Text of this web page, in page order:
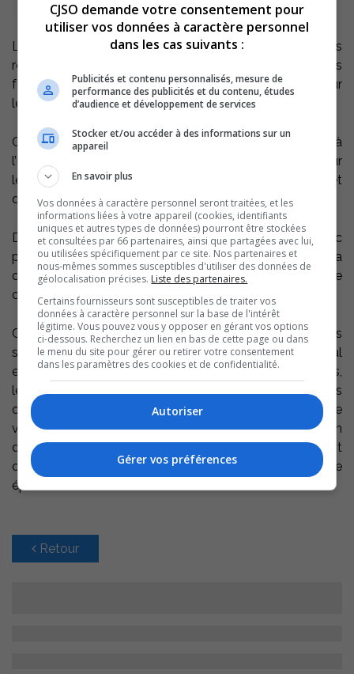
Les pompiers de Sorel-Tracy effectueront des barrages
routier le samedi 9 octobre prochain afin d’amasser des
fonds pour la Fondation des pompiers du Québec pour
les grands brûlés.
Ces barrages auront lieux de 10 h 00 à 16 h 00 à
l’intersection de la rue Victoria et du boulevard Fiset pour
le secteur Sorel et à l’intersection de la rue Decelles et
de la route Marie-Victorin, pour le secteur Tracy.
Depuis 25 ans, la Fondation des pompiers du Québec
pour les grands brûlés sensibilise la population à la
cause des grands brûlés grâce à une importante
campagne annuelle de souscription.
Chaque année, plus de 300 grands brûlés de tous âges
sont soignés dans les centres de traitement de Montréal
et de Québec. Les flammes, l’électricité, les explosions,
les produits chimiques, les engelures ou les abrasions
constituent autant d’éléments qui font encore trop de
victimes au Québec. Toutes ces personnes ont besoin
de soins très spécialisés que seuls ces centres peuvent
offrir pour les aider à surmonter cette douloureuse
épreuve.
Retour
CJSO demande votre consentement pour
utiliser vos données à caractère personnel
dans les cas suivants :
Publicités et contenu personnalisés, mesure de
performance des publicités et du contenu, études
d’audience et développement de services
Stocker et/ou accéder à des informations sur un
appareil
En savoir plus
Vos données à caractère personnel seront traitées, et les
informations liées à votre appareil (cookies, identifiants
uniques et autres types de données) pourront être stockées
et consultées par 66 partenaires, ainsi que partagées avec lui,
ou utilisées spécifiquement par ce site. Nos partenaires et
nous-mêmes sommes susceptibles d'utiliser des données de
géolocalisation précises. Liste des partenaires.
Certains fournisseurs sont susceptibles de traiter vos
données à caractère personnel sur la base de l'intérêt
légitime. Vous pouvez vous y opposer en gérant vos options
ci-dessous. Recherchez un lien en bas de cette page ou dans
le menu du site pour gérer ou retirer votre consentement
dans les paramètres des cookies et de confidentialité.
Autoriser
Gérer vos préférences